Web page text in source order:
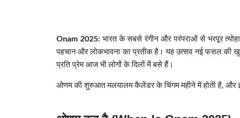
Onam 2025:भारत के सबसे रंगीन और परंपराओं से भरपूर
पहचान और लोकभावना का प्रतीक है। यह उत्सव नई फसल की
प्रति प्रेम आज भी लोगों के दिलों में बसे हैं।
ओणम की शुरुआत मलयालम कैलेंडर के चिंगम महीने में होती है, और